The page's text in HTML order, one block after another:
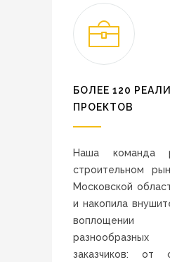
БОЛЕЕ 120
ПРОЕКТОВ
Наша команда
строительном
Московской
и накопила
заказчиков: от